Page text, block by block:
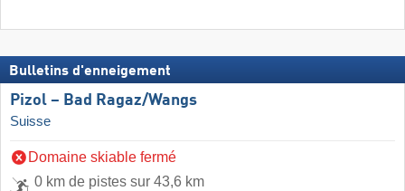
Bulletins d'enneigement
Pizol – Bad Ragaz/​Wangs
Suisse
Domaine skiable fermé
0 km de pistes sur 43,6 km